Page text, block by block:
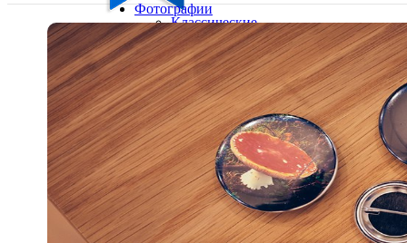
Ваш город:
Ваш регион доставки
Выберите из списка:
Фотографии
Классические
фото
10х10
10х15
13х18
15х15
15х20
20х20
20х30
30х30
30х40
А4
Фото
в